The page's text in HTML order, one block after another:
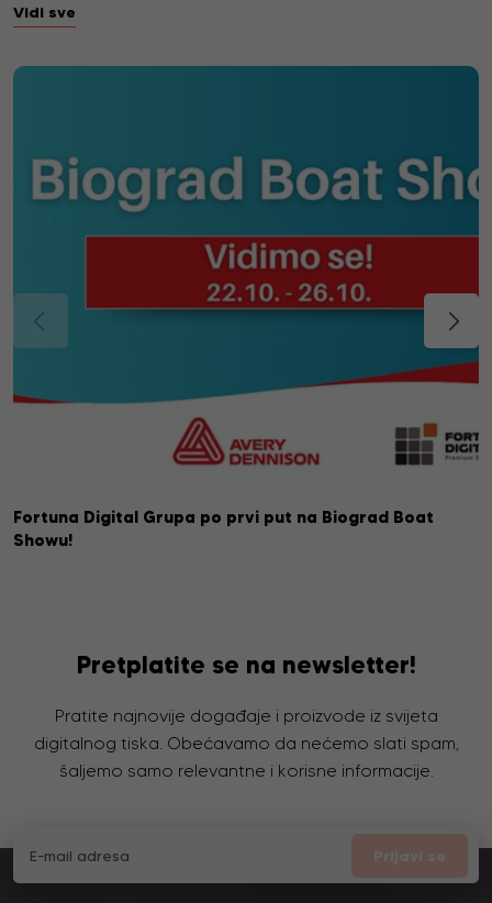
Vidi sve
Fortuna Digital Grupa po prvi put na Biograd Boat
Showu!
Pretplatite se na newsletter!
Pratite najnovije događaje i proizvode iz svijeta
digitalnog tiska. Obećavamo da nećemo slati spam,
šaljemo samo relevantne i korisne informacije.
Prijavi se